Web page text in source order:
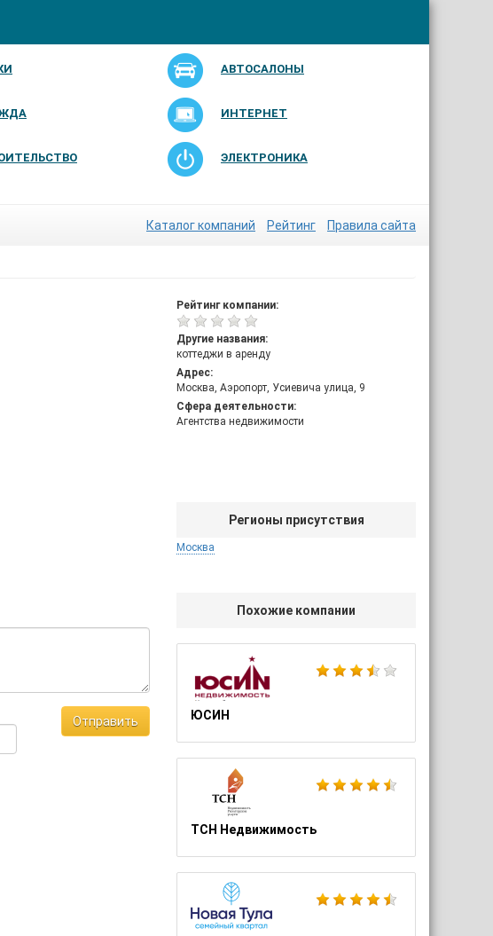
АВТОСАЛОНЫ
ИНТЕРНЕТ
ЭЛЕКТРОНИКА
Каталог компаний Рейтинг Правила сайта
Рейтинг компании:
Другие названия:
коттеджи в аренду
Адрес:
Москва, Аэропорт, Усиевича улица, 9
Сфера деятельности:
Агентства недвижимости
Регионы присутствия
Москва
Похожие компании
ЮСИН
ТСН Недвижимость
Отправить